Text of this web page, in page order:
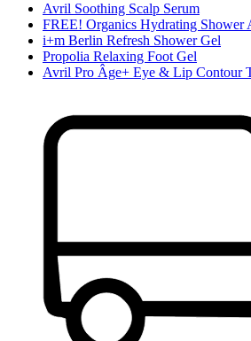
Avril Soothing Scalp Serum
FREE! Organics Hydrating Shower
i+m Berlin Refresh Shower Gel
Propolia Relaxing Foot Gel
Avril Pro Âge+ Eye & Lip Contour